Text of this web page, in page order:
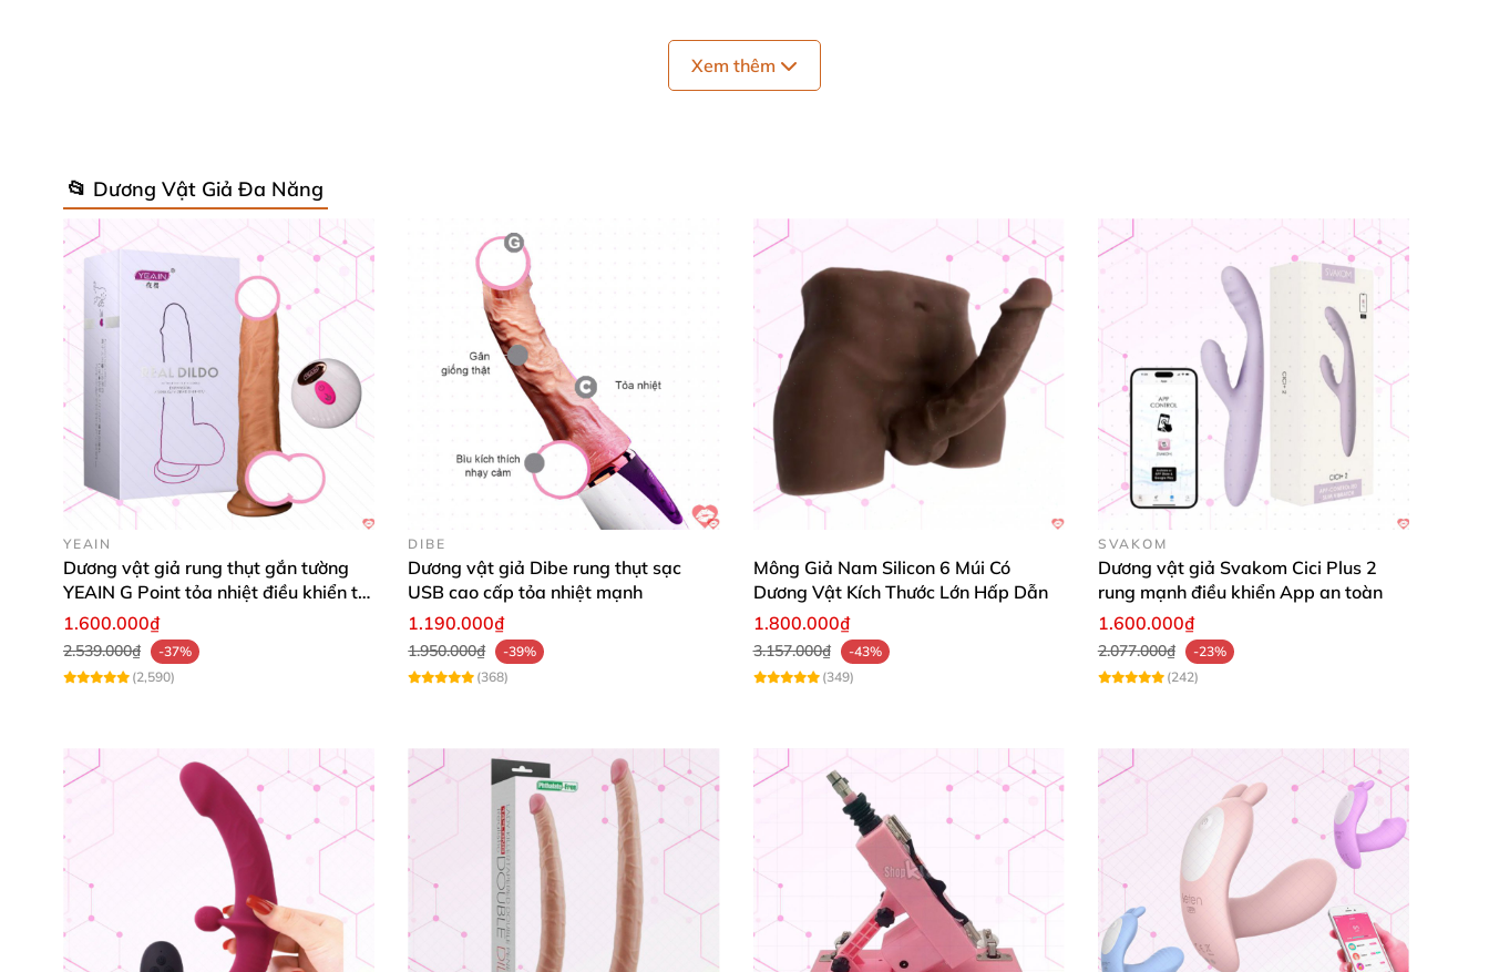
Mô tả sản phẩm về dương vật giả châu phi
Dương vật giả gắn tường của đàn ông châu Phi là mơ ước củarất nhiều cô nàng, nhất là những quý cô có ham muốn mạnh mẽ mà đức
ông chồng không tài nào đáp ứng
. Vì vậy, dương vật giả châu phi cự kỳ “khủng khiếp” sẽ giúp chị em thỏa mãn cơn hứng tình đầy mãnh liệt.
Xem thêm
📂 Dương Vật Giả Đa Năng
YEAIN
Dương vật giả rung thụt gắn tường
YEAIN G Point tỏa nhiệt điều khiển từ
xa
1.600.000₫
2.539.000₫
-37%
(2,590)
DIBE
Dương vật giả Dibe rung thụt sạc
USB cao cấp tỏa nhiệt mạnh
1.190.000₫
1.950.000₫
-39%
(368)
Mông Giả Nam Silicon 6 Múi Có
Dương Vật Kích Thước Lớn Hấp Dẫn
1.800.000₫
3.157.000₫
-43%
(349)
SVAKOM
Dương vật giả Svakom Cici Plus 2
rung mạnh điều khiển App an toàn
1.600.000₫
2.077.000₫
-23%
(242)